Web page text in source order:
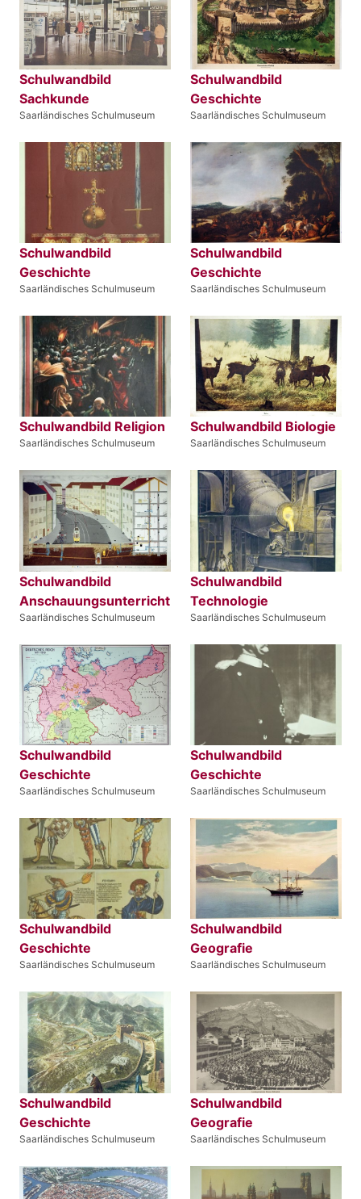
Schulwandbild
Sachkunde
Saarländisches Schulmuseum
Schulwandbild
Geschichte
Saarländisches Schulmuseum
Schulwandbild
Geschichte
Saarländisches Schulmuseum
Schulwandbild
Geschichte
Saarländisches Schulmuseum
Schulwandbild Religion
Saarländisches Schulmuseum
Schulwandbild Biologie
Saarländisches Schulmuseum
Schulwandbild
Anschauungsunterricht
Saarländisches Schulmuseum
Schulwandbild
Technologie
Saarländisches Schulmuseum
Schulwandbild
Geschichte
Saarländisches Schulmuseum
Schulwandbild
Geschichte
Saarländisches Schulmuseum
Schulwandbild
Geschichte
Saarländisches Schulmuseum
Schulwandbild
Geografie
Saarländisches Schulmuseum
Schulwandbild
Geschichte
Saarländisches Schulmuseum
Schulwandbild
Geografie
Saarländisches Schulmuseum